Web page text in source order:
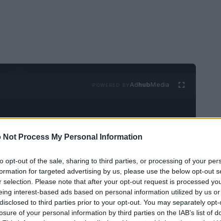
Not Process My Personal Information
opt-out of the sale, sharing to third parties, or processing of your
for targeted advertising by us, please use the below opt-out
selection. Please note that after your opt-out request is processed
interest-based ads based on personal information utilized by us
to third parties prior to your opt-out. You may separately
of your personal information by third parties on the IAB’s list of
AdhubMedia
ilPalazzo della Ragione di Padovaospita
Day, inserito nell’iniziativa nazionale «Italia
in luce il valore del
cavallo
come risorsa